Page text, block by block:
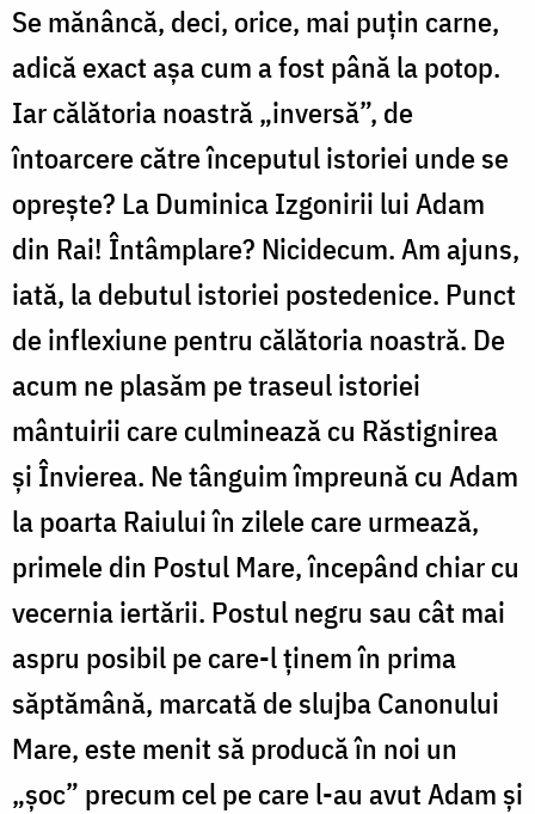
Se mănâncă, deci, orice, mai puțin carne,
adică exact așa cum a fost până la potop.
Iar călătoria noastră „inversă”, de
întoarcere către începutul istoriei unde se
opreşte? La Duminica Izgonirii lui Adam
din Rai! Întâmplare? Nicidecum. Am ajuns,
iată, la debutul istoriei postedenice. Punct
de inflexiune pentru călătoria noastră. De
acum ne plasăm pe traseul istoriei
mântuirii care culminează cu Răstignirea
şi Învierea. Ne tânguim împreună cu Adam
la poarta Raiului în zilele care urmează,
primele din Postul Mare, începând chiar cu
vecernia iertării. Postul negru sau cât mai
aspru posibil pe care-l ţinem în prima
săptămână, marcată de slujba Canonului
Mare, este menit să producă în noi un
„şoc” precum cel pe care l-au avut Adam şi